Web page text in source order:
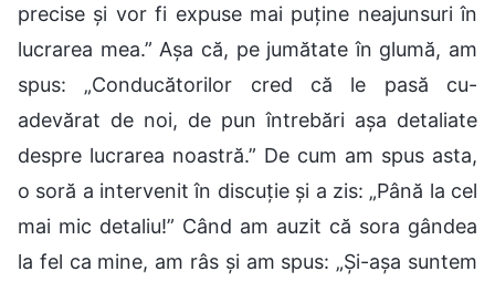
precise și vor fi expuse mai puține neajunsuri în
lucrarea mea.” Așa că, pe jumătate în glumă, am
spus: „Conducătorilor cred că le pasă cu-
adevărat de noi, de pun întrebări așa detaliate
despre lucrarea noastră.” De cum am spus asta,
o soră a intervenit în discuție și a zis: „Până la cel
mai mic detaliu!” Când am auzit că sora gândea
la fel ca mine, am râs și am spus: „Și-așa suntem